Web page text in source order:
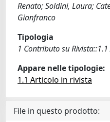
Renato; Soldini, Laura;
Gianfranco
Tipologia
1 Contributo su
Appare nelle tipologie:
1.1 Articolo in rivista
File in questo prodotto: